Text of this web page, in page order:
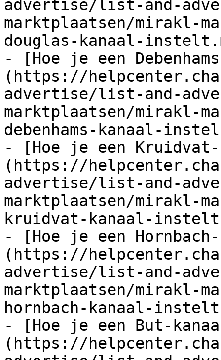
advertise/list-and-
marktplaatsen/mirakl-
douglas-kanaal-
- [Hoe je een
(https://
advertise/list-and-
marktplaatsen/mirakl-
debenhams-kanaal-
- [Hoe je een
(https://
advertise/list-and-
marktplaatsen/mirakl-
kruidvat-kanaal-
- [Hoe je een
(https://
advertise/list-and-
marktplaatsen/mirakl-
hornbach-kanaal-
- [Hoe je een But-
(https://